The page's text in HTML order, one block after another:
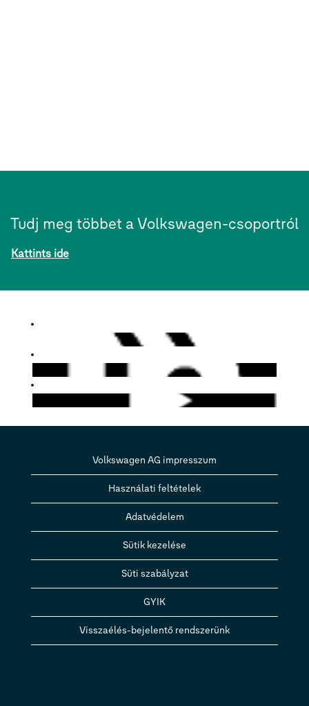
Tudj meg többet a Volkswagen-csoportról
Kattints ide
Volkswagen AG impresszum
Használati feltételek
Adatvédelem
Sütik kezelése
Süti szabályzat
GYIK
Visszaélés-bejelentő rendszerünk